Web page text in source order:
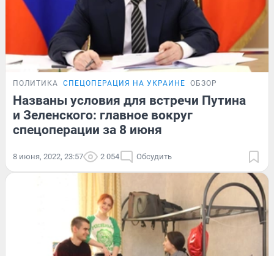
ПОЛИТИКА СПЕЦОПЕРАЦИЯ НА УКРАИНЕ ОБЗОР
Названы условия для встречи Путина
и Зеленского: главное вокруг
спецоперации за 8 июня
8 июня, 2022, 23:57 2 054 Обсудить